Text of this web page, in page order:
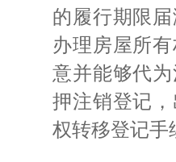
的履行期限
办理房屋所
意并能够代
押注销登记
权转移登记手